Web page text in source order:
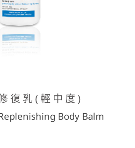
復乳(輕中度)
Body Balm